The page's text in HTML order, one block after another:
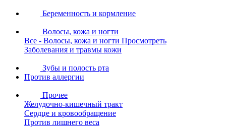
Беременность и кормление
Волосы, кожа и ногти
Все - Волосы, кожа и ногти Просмотреть
Заболевания и травмы кожи
Зубы и полость рта
Против аллергии
Прочее
Желудочно-кишечный тракт
Сердце и кровообращение
Против лишнего веса